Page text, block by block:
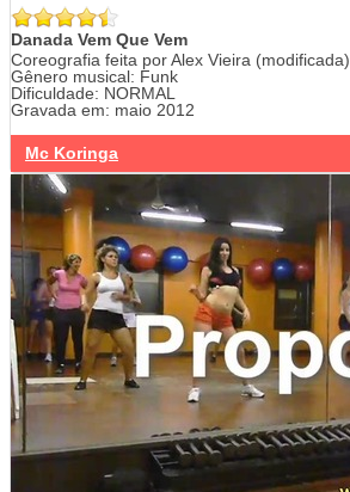
Danada Vem Que Vem
Coreografia feita por Alex Vieira (modificada).
Gênero musical: Funk
Dificuldade: NORMAL
Gravada em: maio 2012
Mc Koringa